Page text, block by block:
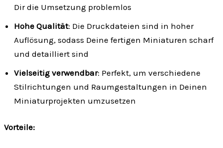
Dir die Umsetzung problemlos
Hohe Qualität: Die Druckdateien sind in hoher
Auflösung, sodass Deine fertigen Miniaturen scharf
und detailliert sind
Vielseitig verwendbar: Perfekt, um verschiedene
Stilrichtungen und Raumgestaltungen in Deinen
Miniaturprojekten umzusetzen
Vorteile: